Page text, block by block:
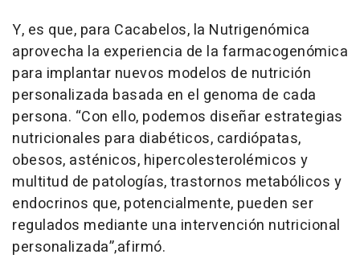
Y, es que, para Cacabelos, la Nutrigenómica
aprovecha la experiencia de la farmacogenómica
para implantar nuevos modelos de nutrición
personalizada basada en el genoma de cada
persona. “Con ello, podemos diseñar estrategias
nutricionales para diabéticos, cardiópatas,
obesos, asténicos, hipercolesterolémicos y
multitud de patologías, trastornos metabólicos y
endocrinos que, potencialmente, pueden ser
regulados mediante una intervención nutricional
personalizada”,afirmó.